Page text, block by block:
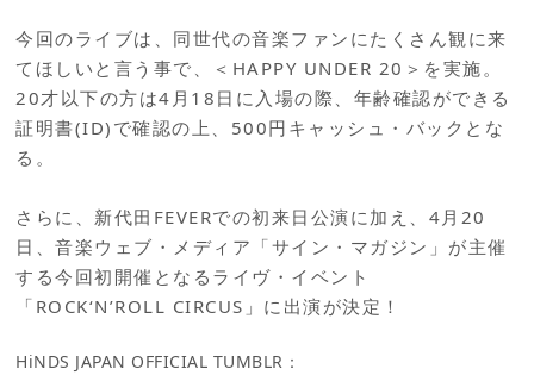
今回のライブは、同世代の音楽ファンにたくさん観に来
てほしいと言う事で、＜HAPPY UNDER 20＞を実施。
20才以下の方は4月18日に入場の際、年齢確認ができる
証明書(ID)で確認の上、500円キャッシュ・バックとな
る。
さらに、新代田FEVERでの初来日公演に加え、4月20
日、音楽ウェブ・メディア「サイン・マガジン」が主催
する今回初開催となるライヴ・イベント
「ROCK‘N’ROLL CIRCUS」に出演が決定！
HiNDS JAPAN OFFICIAL TUMBLR：